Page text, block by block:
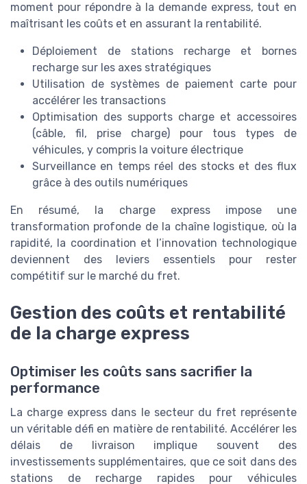
moment pour répondre à la demande express, tout en
maîtrisant les coûts et en assurant la rentabilité.
Déploiement de stations recharge et bornes
recharge sur les axes stratégiques
Utilisation de systèmes de paiement carte pour
accélérer les transactions
Optimisation des supports charge et accessoires
(câble, fil, prise charge) pour tous types de
véhicules, y compris la voiture électrique
Surveillance en temps réel des stocks et des flux
grâce à des outils numériques
En résumé, la charge express impose une
transformation profonde de la chaîne logistique, où la
rapidité, la coordination et l’innovation technologique
deviennent des leviers essentiels pour rester
compétitif sur le marché du fret.
Gestion des coûts et rentabilité
de la charge express
Optimiser les coûts sans sacrifier la
performance
La charge express dans le secteur du fret représente
un véritable défi en matière de rentabilité. Accélérer les
délais de livraison implique souvent des
investissements supplémentaires, que ce soit dans des
stations de recharge rapides pour véhicules